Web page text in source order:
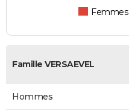
Femmes
Famille VERSAEVEL
Hommes